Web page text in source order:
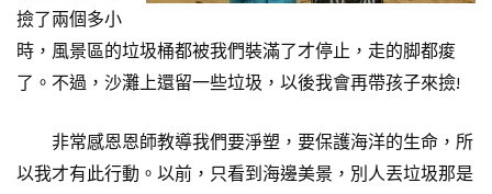
撿了兩個多小
時，風景區的垃圾桶都被我們裝滿了才停止，走的脚都痠
了。不過，沙灘上還留一些垃圾，以後我會再帶孩子來撿!
非常感恩恩師教導我們要淨塑，要保護海洋的生命，所
以我才有此行動。以前，只看到海邊美景，別人丟垃圾那是